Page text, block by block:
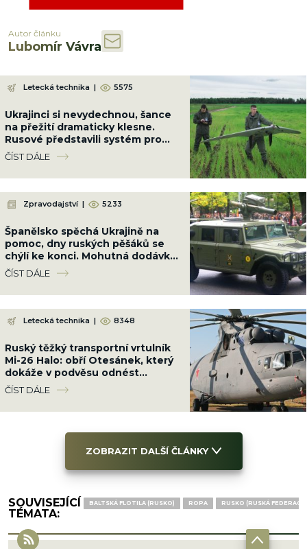
Autor článku
Lubomír Vávra
Letecká technika | 5575
Ukrajinci si nevydechnou, šance
na přežití dramaticky klesne.
Rusové představili systém pro
útoky dronů v rojích
ČÍST DÁLE
Zpravodajství | 5233
Španělsko spěchá Ukrajině na
pomoc, dny ruských pěšáků se
chýlí ke konci. Mohutná dodávka
je srovná do latě
ČÍST DÁLE
Letecká technika | 8348
Ruský těžký transportní vrtulník
Mi-26 Halo: obří Otesánek, který
dokáže v podvěsu odnést
dopravní letadlo
ČÍST DÁLE
ZOBRAZIT DALŠÍ ČLÁNKY
SOUVISEJÍCÍ
TÉMATA:
BALTSKÁ FLOTILA (RUSKO) ROPA RUSKO (RUSKÁ FEDERACE)